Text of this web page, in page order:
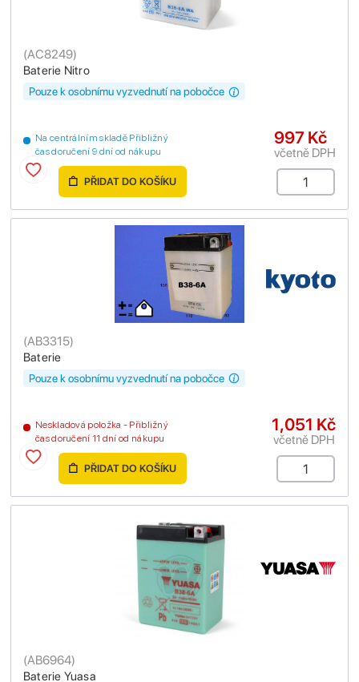
Baterie Nitro
(AC8249)
Na centrálním skladě Přibližný
čas doručení 9 dní od nákupu
Pouze k osobnímu vyzvednutí na pobočce
997 Kč
včetně DPH
PŘIDAT DO KOŠÍKU
Baterie
(AB3315)
Neskladová položka - Přibližný
čas doručení 11 dní od nákupu
Pouze k osobnímu vyzvednutí na pobočce
1,051 Kč
včetně DPH
PŘIDAT DO KOŠÍKU
Baterie Yuasa
(AB6964)